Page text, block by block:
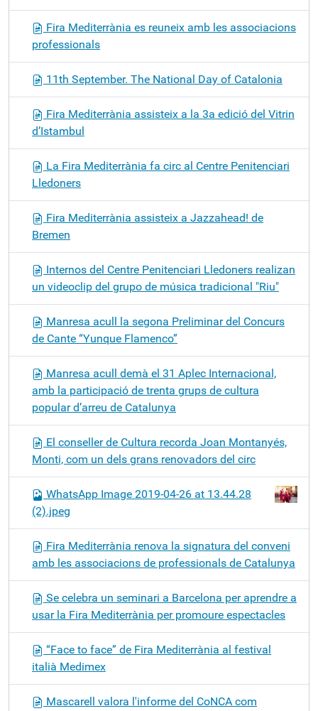
Fira Mediterrània es reuneix amb les associacions
professionals
11th September. The National Day of Catalonia
Fira Mediterrània assisteix a la 3a edició del Vitrin
d’Istambul
La Fira Mediterrània fa circ al Centre Penitenciari
Lledoners
Fira Mediterrània assisteix a Jazzahead! de
Bremen
Internos del Centre Penitenciari Lledoners realizan
un videoclip del grupo de música tradicional "Riu"
Manresa acull la segona Preliminar del Concurs
de Cante “Yunque Flamenco”
Manresa acull demà el 31 Aplec Internacional,
amb la participació de trenta grups de cultura
popular d’arreu de Catalunya
El conseller de Cultura recorda Joan Montanyés,
Monti, com un dels grans renovadors del circ
WhatsApp Image 2019-04-26 at 13.44.28
(2).jpeg
Fira Mediterrània renova la signatura del conveni
amb les associacions de professionals de Catalunya
Se celebra un seminari a Barcelona per aprendre a
usar la Fira Mediterrània per promoure espectacles
“Face to face” de Fira Mediterrània al festival
italià Medimex
Mascarell valora l'informe del CoNCA com